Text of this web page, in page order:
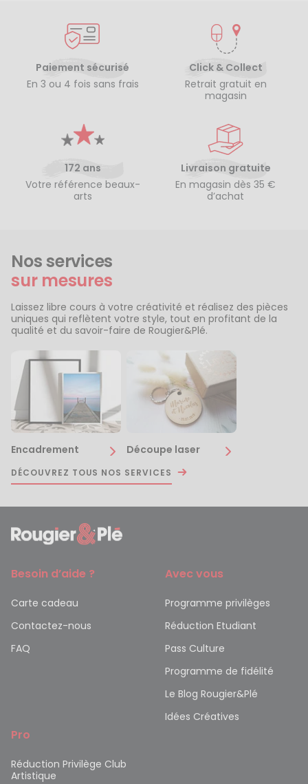
Paiement sécurisé
En 3 ou 4 fois sans frais
Click & Collect
Retrait gratuit en
magasin
172 ans
Votre référence beaux-
arts
Livraison gratuite
En magasin dès 35 €
d’achat
Nos services
sur mesures
Laissez libre cours à votre créativité et réalisez des pièces
uniques qui reflètent votre style, tout en profitant de la
qualité et du savoir-faire de Rougier&Plé.
Encadrement Découpe laser
DÉCOUVREZ TOUS NOS SERVICES
Besoin d’aide ?
Carte cadeau
Contactez-nous
FAQ
Avec vous
Programme privilèges
Réduction Etudiant
Pass Culture
Programme de fidélité
Le Blog Rougier&Plé
Idées Créatives
Pro
Réduction Privilège Club
Artistique